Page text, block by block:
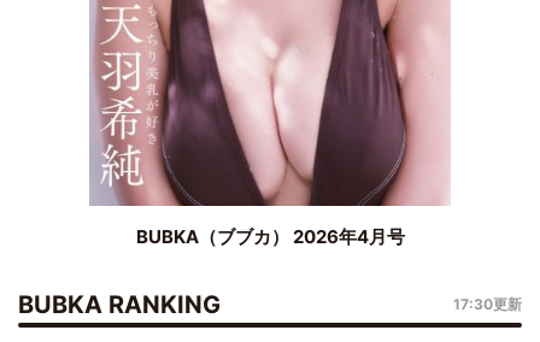
BUBKA（ブブカ） 2026年4月号
BUBKA RANKING 17:30更新